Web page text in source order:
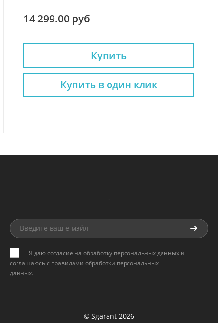
14 299.00 руб
Купить
Купить в один клик
-
Я даю согласие на обработку персональных данных и
соглашаюсь с правилами обработки персональных
данных.
© Sgarant 2026